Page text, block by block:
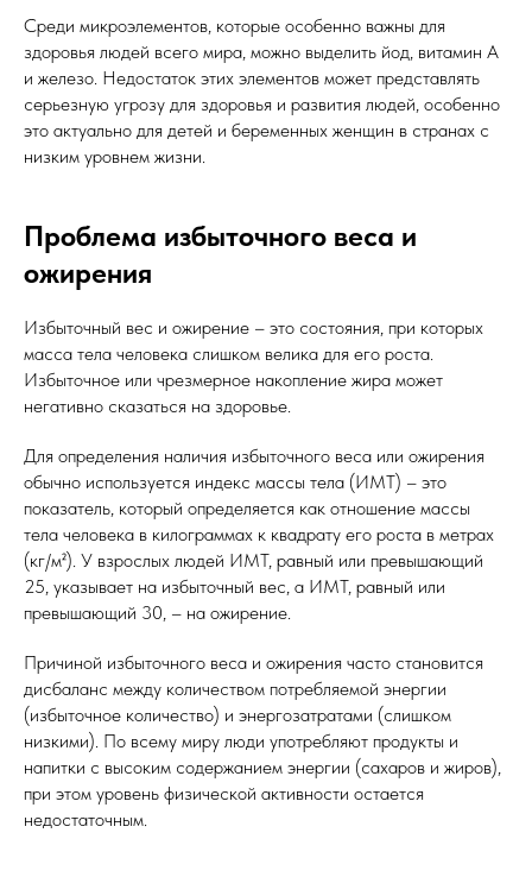
Среди микроэлементов, которые особенно важны для
здоровья людей всего мира, можно выделить йод, витамин А
и железо. Недостаток этих элементов может представлять
серьезную угрозу для здоровья и развития людей, особенно
это актуально для детей и беременных женщин в странах с
низким уровнем жизни.
Проблема избыточного веса и
ожирения
Избыточный вес и ожирение – это состояния, при которых
масса тела человека слишком велика для его роста.
Избыточное или чрезмерное накопление жира может
негативно сказаться на здоровье.
Для определения наличия избыточного веса или ожирения
обычно используется индекс массы тела (ИМТ) – это
показатель, который определяется как отношение массы
тела человека в килограммах к квадрату его роста в метрах
(кг/м²). У взрослых людей ИМТ, равный или превышающий
25, указывает на избыточный вес, а ИМТ, равный или
превышающий 30, – на ожирение.
Причиной избыточного веса и ожирения часто становится
дисбаланс между количеством потребляемой энергии
(избыточное количество) и энергозатратами (слишком
низкими). По всему миру люди употребляют продукты и
напитки с высоким содержанием энергии (сахаров и жиров),
при этом уровень физической активности остается
недостаточным.